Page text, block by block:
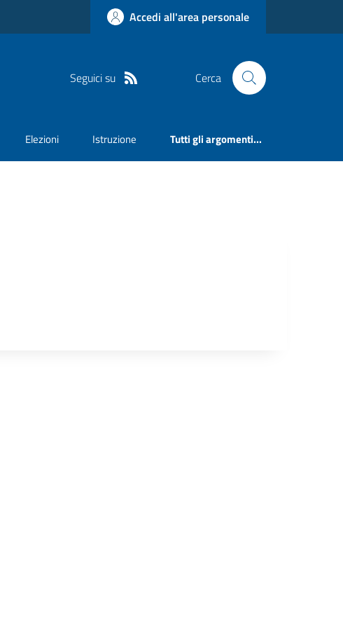
Accedi all'area personale
Seguici su Cerca
Elezioni Istruzione Tutti gli argomenti...